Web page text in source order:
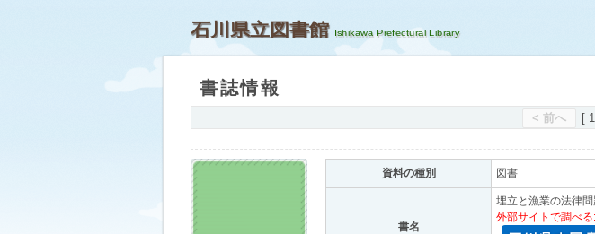
石川県立図書館
書誌情報
< 前へ [
資料の種別 図書
書名
埋立と漁業の法律
外部サイトで調べる: